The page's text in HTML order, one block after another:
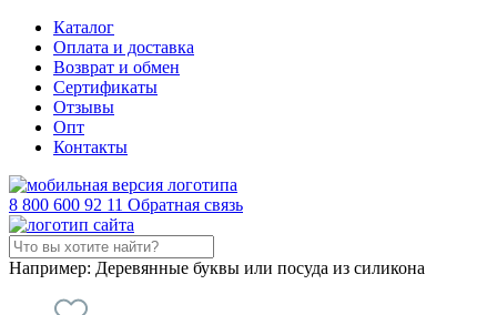
Каталог
Оплата и доставка
Возврат и обмен
Сертификаты
Отзывы
Опт
Контакты
8 800 600 92 11 Обратная связь
Например: Деревянные буквы или посуда из силикона